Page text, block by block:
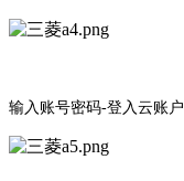
输入账号密码-登入云账户